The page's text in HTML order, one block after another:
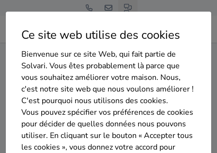
Ce site web utilise des cookies
Bienvenue sur ce site Web, qui fait partie de
Solvari. Vous êtes probablement là parce que
vous souhaitez améliorer votre maison. Nous,
c'est notre site web que nous voulons améliorer !
C'est pourquoi nous utilisons des cookies.
Vous pouvez spécifier vos préférences de cookies
pour décider de quelles données nous pouvons
utiliser. En cliquant sur le bouton « Accepter tous
les cookies », vous donnez votre accord pour
Home Isolation des murs creux Liège Neupré
Gratuit et sans engagement
Top 20 des entreprises
d'isolation des murs creux à
Neupré